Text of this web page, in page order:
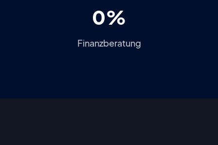
0%
Finanzberatung